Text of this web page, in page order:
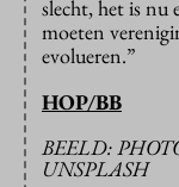
slecht, het is nu
moeten
evolueren.”
HOP/BB
BEELD:
UNSPLASH